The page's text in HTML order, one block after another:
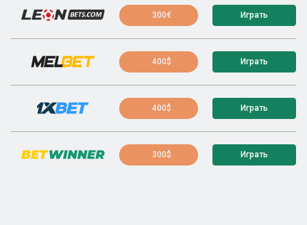
300€ Играть
400$ Играть
400$ Играть
300$ Играть